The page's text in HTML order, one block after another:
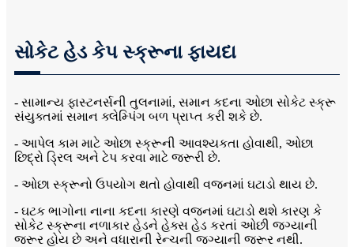
સોકેટ હેડ કેપ સ્ક્રૂના ફાયદા
- સામાન્ય ફાસ્ટનર્સની તુલનામાં, સમાન કદના ઓછા સોકેટ સ્ક્રૂ
સંયુક્તમાં સમાન ક્લેમ્પિંગ બળ પ્રાપ્ત કરી શકે છે.
- આપેલ કામ માટે ઓછા સ્ક્રૂની આવશ્યકતા હોવાથી, ઓછા
છિદ્રો ડ્રિલ અને ટેપ કરવા માટે જરૂરી છે.
- ઓછા સ્ક્રૂનો ઉપયોગ થતો હોવાથી વજનમાં ઘટાડો થાય છે.
- ઘટક ભાગોના નાના કદના કારણે વજનમાં ઘટાડો થશે કારણ કે
સોકેટ સ્ક્રૂના નળાકાર હેડને હેક્સ હેડ કરતાં ઓછી જગ્યાની
જરૂર હોય છે અને વધારાની રેન્ચની જગ્યાની જરૂર નથી.